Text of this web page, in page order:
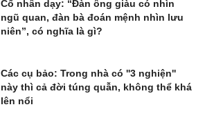
Cổ nhân dạy: “Đàn ông giàu có nhìn
ngũ quan, đàn bà đoán mệnh nhìn lưu
niên”, có nghĩa là gì?
Các cụ bảo: Trong nhà có ''3 nghiện''
này thì cả đời túng quẫn, không thể khá
lên nổi